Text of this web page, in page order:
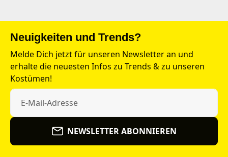
Neuigkeiten und Trends?
Melde Dich jetzt für unseren Newsletter an und
erhalte die neuesten Infos zu Trends & zu unseren
Kostümen!
NEWSLETTER ABONNIEREN